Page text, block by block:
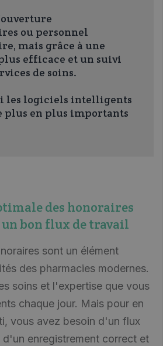
ou personnel
mais grâce à une
efficace et un suivi
de soins.
les logiciels intelligents
plus en plus importants
des honoraires
bon flux de travail
sont un élément
des pharmacies modernes.
soins et l'expertise que vous
chaque jour. Mais pour en
vous avez besoin d'un flux
enregistrement correct et